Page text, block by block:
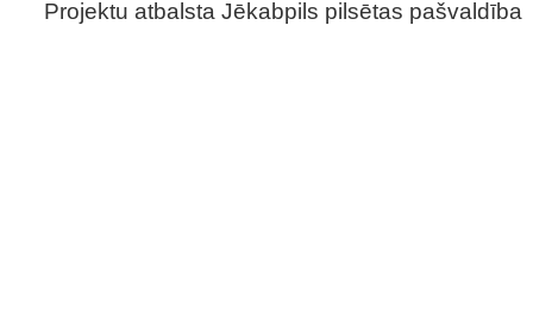
Projektu atbalsta Jēkabpils pilsētas pašvaldība